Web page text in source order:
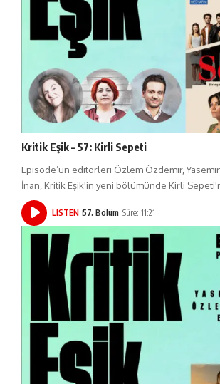
Kritik Eşik – 57: Kirli Sepeti
Episode’un editörleri Özlem Özdemir,
İnan, Kritik Eşik'in yeni bölümünde Kirli
LISTEN 57. Bölüm Süre: 11:21